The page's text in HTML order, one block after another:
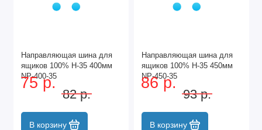
Направляющая шина для
ящиков 100% Н-35 400мм
NP-400-35
75 р.
82 р.
В корзину
Направляющая шина для
ящиков 100% Н-35 450мм
NP-450-35
86 р.
93 р.
В корзину